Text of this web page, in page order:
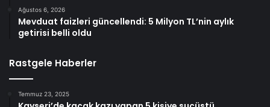
Ağustos 6, 2026
Mevduat faizleri güncellendi: 5 Milyon TL’nin aylık
getirisi belli oldu
Rastgele Haberler
Temmuz 23, 2025